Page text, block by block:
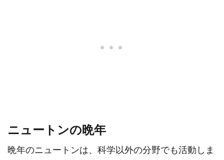
ニュートンの晩年
晩年のニュートンは、科学以外の分野でも活動しま